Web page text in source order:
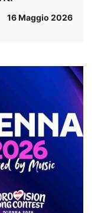
16 Maggio 2026